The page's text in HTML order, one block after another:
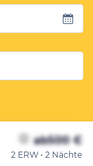
ab500 €
2 ERW • 2 Nächte